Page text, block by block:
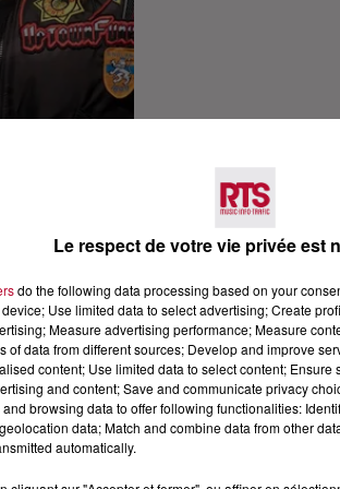
SON ALBUM
sortir. Nico est parti à la rencontre
Le respect de votre vie privée est
do the following data processing based on your
Use limited data to select advertising; Create
Measure advertising performance; Measure
of data from different sources; Develop and improve
content; Use limited data to select content;
and content; Save and communicate privacy
browsing data to offer following functionalities:
data; Match and combine data from other
automatically.